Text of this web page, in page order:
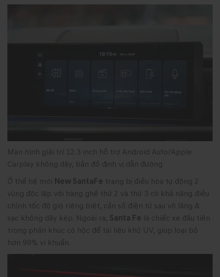
Màn hình giải trí 12.3 inch hỗ trợ Android Auto/Apple
Carplay không dây, bản đồ định vị dẫn đường
Ở thế hệ mới New SantaFe trang bị điều hòa tự động 2
vùng độc lập với hàng ghế thứ 2 và thứ 3 có khả năng điều
chỉnh tốc độ gió riêng biệt, cần số điện tử sau vô lăng &
sạc không dây kép. Ngoài ra, Santa Fe là chiếc xe đầu tiên
trong phân khúc có hộc để tài liệu khử UV, giúp loại bỏ
hơn 99% vi khuẩn.